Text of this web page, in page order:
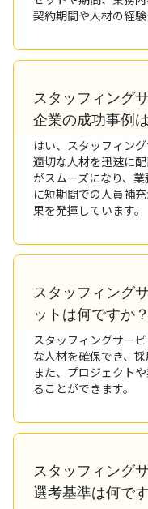
契約期間や人材の経
スタッフィング
企業の成功事例
はい、スタッフィン
適切な人材を迅速に
がスムーズになり、
に短期間での人員補
果を発揮しています。
スタッフィング
ットは何ですか？
スタッフィングサー
な人材を確保でき、
また、プロジェクト
ることができます。
スタッフィング
選考基準は何で